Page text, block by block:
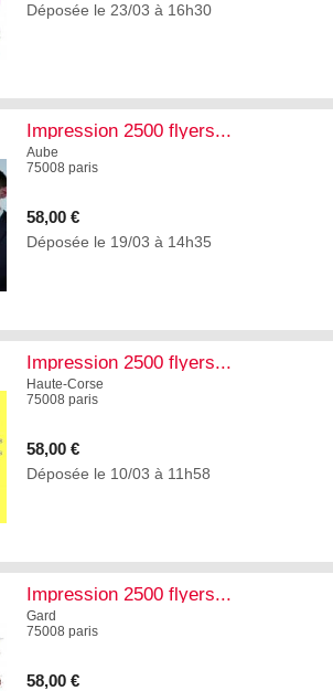
Déposée le 23/03 à 16h30
Impression 2500 flyers...
Aube
75008 paris
58,00 €
Déposée le 19/03 à 14h35
Impression 2500 flyers...
Haute-Corse
75008 paris
58,00 €
Déposée le 10/03 à 11h58
Impression 2500 flyers...
Gard
75008 paris
58,00 €